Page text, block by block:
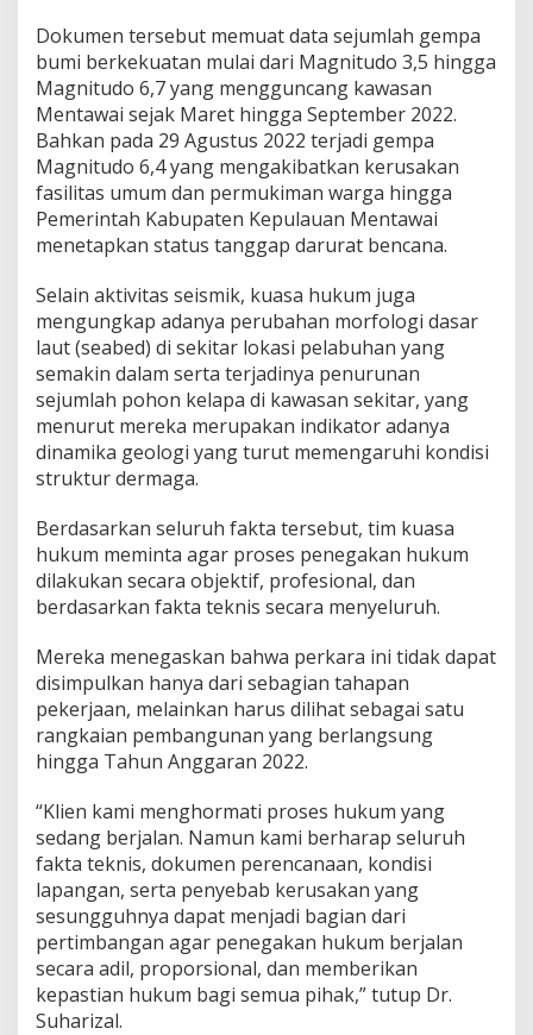
Dokumen tersebut memuat data sejumlah gempa
bumi berkekuatan mulai dari Magnitudo 3,5 hingga
Magnitudo 6,7 yang mengguncang kawasan
Mentawai sejak Maret hingga September 2022.
Bahkan pada 29 Agustus 2022 terjadi gempa
Magnitudo 6,4 yang mengakibatkan kerusakan
fasilitas umum dan permukiman warga hingga
Pemerintah Kabupaten Kepulauan Mentawai
menetapkan status tanggap darurat bencana.
Selain aktivitas seismik, kuasa hukum juga
mengungkap adanya perubahan morfologi dasar
laut (seabed) di sekitar lokasi pelabuhan yang
semakin dalam serta terjadinya penurunan
sejumlah pohon kelapa di kawasan sekitar, yang
menurut mereka merupakan indikator adanya
dinamika geologi yang turut memengaruhi kondisi
struktur dermaga.
Berdasarkan seluruh fakta tersebut, tim kuasa
hukum meminta agar proses penegakan hukum
dilakukan secara objektif, profesional, dan
berdasarkan fakta teknis secara menyeluruh.
Mereka menegaskan bahwa perkara ini tidak dapat
disimpulkan hanya dari sebagian tahapan
pekerjaan, melainkan harus dilihat sebagai satu
rangkaian pembangunan yang berlangsung
hingga Tahun Anggaran 2022.
“Klien kami menghormati proses hukum yang
sedang berjalan. Namun kami berharap seluruh
fakta teknis, dokumen perencanaan, kondisi
lapangan, serta penyebab kerusakan yang
sesungguhnya dapat menjadi bagian dari
pertimbangan agar penegakan hukum berjalan
secara adil, proporsional, dan memberikan
kepastian hukum bagi semua pihak,” tutup Dr.
Suharizal.